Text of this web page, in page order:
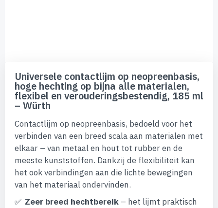
naar
begin
gallerij
Universele contactlijm op neopreenbasis,
hoge hechting op bijna alle materialen,
flexibel en verouderingsbestendig, 185 ml
– Würth
Contactlijm op neopreenbasis, bedoeld voor het
verbinden van een breed scala aan materialen met
elkaar – van metaal en hout tot rubber en de
meeste kunststoffen. Dankzij de flexibiliteit kan
het ook verbindingen aan die lichte bewegingen
van het materiaal ondervinden.
Zeer breed hechtbereik – het lijmt praktisch